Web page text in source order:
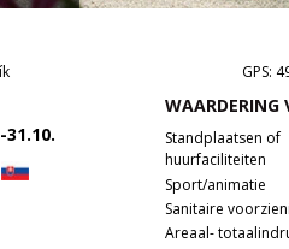
GPS:
WAARDERING
Standplaatsen of
huurfaciliteiten
Sport/animatie
Sanitaire
Areaal-
31.10.